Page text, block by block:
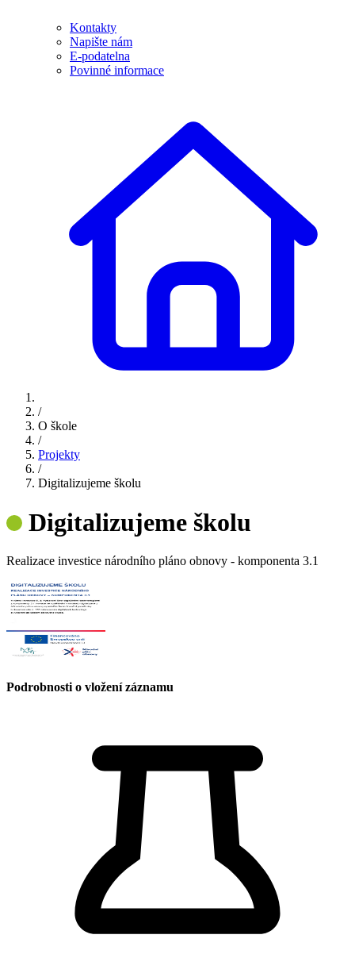
Kontakty
Napište nám
E-podatelna
Povinné informace
/
O škole
/
Projekty
/
Digitalizujeme školu
Digitalizujeme školu
Realizace investice národního pláno obnovy - komponenta 3.1
Podrobnosti o vložení záznamu